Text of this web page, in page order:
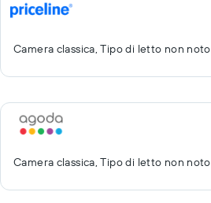
Camera classica, Tipo di letto non noto
Camera classica, Tipo di letto non noto